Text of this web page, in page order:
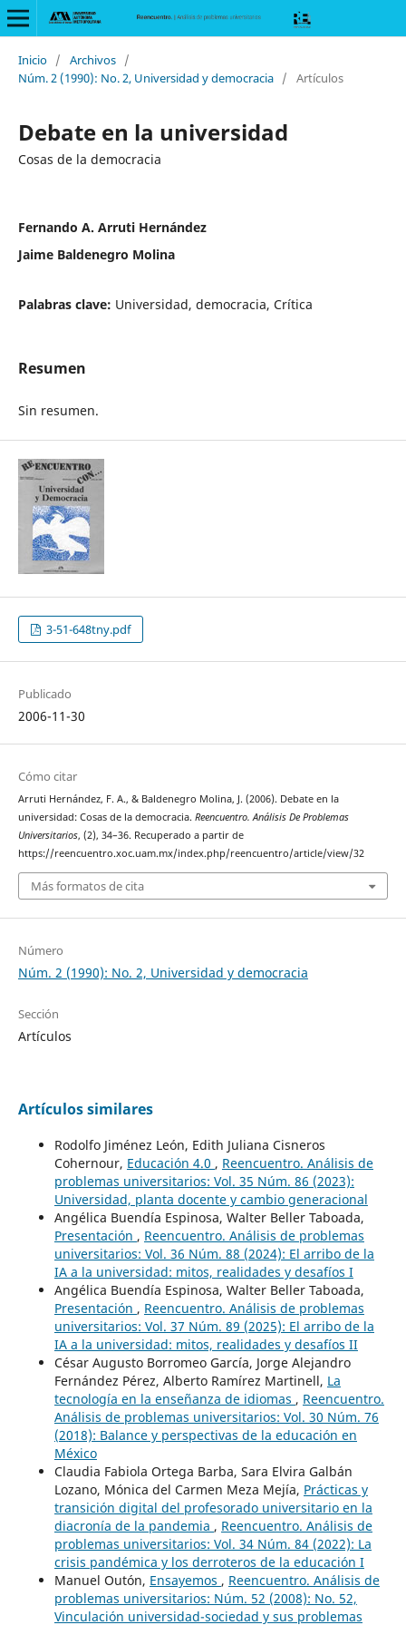
Inicio / Archivos /
Núm. 2 (1990): No. 2, Universidad y democracia / Artículos
Debate en la universidad
Cosas de la democracia
Fernando A. Arruti Hernández
Jaime Baldenegro Molina
Palabras clave: Universidad, democracia, Crítica
Resumen
Sin resumen.
3-51-648tny.pdf
Publicado
2006-11-30
Cómo citar
Arruti Hernández, F. A., & Baldenegro Molina, J. (2006). Debate en la
universidad: Cosas de la democracia. Reencuentro. Análisis De Problemas
Universitarios, (2), 34–36. Recuperado a partir de
https://reencuentro.xoc.uam.mx/index.php/reencuentro/article/view/32
Más formatos de cita
Número
Núm. 2 (1990): No. 2, Universidad y democracia
Sección
Artículos
Artículos similares
Rodolfo Jiménez León, Edith Juliana Cisneros
Cohernour, Educación 4.0 , Reencuentro. Análisis de
problemas universitarios: Vol. 35 Núm. 86 (2023):
Universidad, planta docente y cambio generacional
Angélica Buendía Espinosa, Walter Beller Taboada,
Presentación , Reencuentro. Análisis de problemas
universitarios: Vol. 36 Núm. 88 (2024): El arribo de la
IA a la universidad: mitos, realidades y desafíos I
Angélica Buendía Espinosa, Walter Beller Taboada,
Presentación , Reencuentro. Análisis de problemas
universitarios: Vol. 37 Núm. 89 (2025): El arribo de la
IA a la universidad: mitos, realidades y desafíos II
César Augusto Borromeo García, Jorge Alejandro
Fernández Pérez, Alberto Ramírez Martinell, La
tecnología en la enseñanza de idiomas , Reencuentro.
Análisis de problemas universitarios: Vol. 30 Núm. 76
(2018): Balance y perspectivas de la educación en
México
Claudia Fabiola Ortega Barba, Sara Elvira Galbán
Lozano, Mónica del Carmen Meza Mejía, Prácticas y
transición digital del profesorado universitario en la
diacronía de la pandemia , Reencuentro. Análisis de
problemas universitarios: Vol. 34 Núm. 84 (2022): La
crisis pandémica y los derroteros de la educación I
Manuel Outón, Ensayemos , Reencuentro. Análisis de
problemas universitarios: Núm. 52 (2008): No. 52,
Vinculación universidad-sociedad y sus problemas